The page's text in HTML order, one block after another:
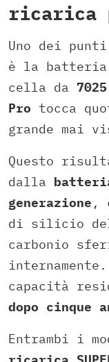
ricarica
Uno dei
è la
cella da
Pro tocca
grande mai
Questo
dalla
generazione ,
di silicio
carbonio
capacità
dopo cinque
Entrambi i